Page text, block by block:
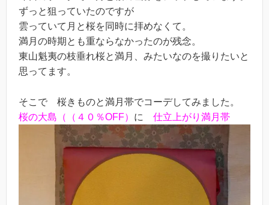
ずっと狙っていたのですが
雲っていて月と桜を同時に拝めなくて。
満月の時期とも重ならなかったのが残念。
東山魁夷の枝垂れ桜と満月、みたいなのを撮りたいと
思ってます。
そこで 桜きものと満月帯でコーデしてみました。
桜の大島（（４０％OFF） に 仕立上がり満月帯